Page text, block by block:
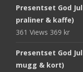
Presentset God
praliner & kaffe)
361 Views 369 kr
Presentset God
mugg & kort)